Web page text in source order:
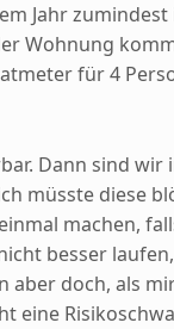
Jahr zumindest
Wohnung
für 4
Dann sind wir
müsste diese
machen,
besser
aber doch, als
eine